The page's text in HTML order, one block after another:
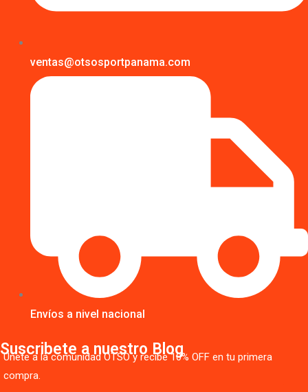
ventas@otsosportpanama.com
Envíos a nivel nacional
Suscribete a nuestro Blog
Únete a la comunidad OTSO y recibe 10% OFF en tu primera
compra.